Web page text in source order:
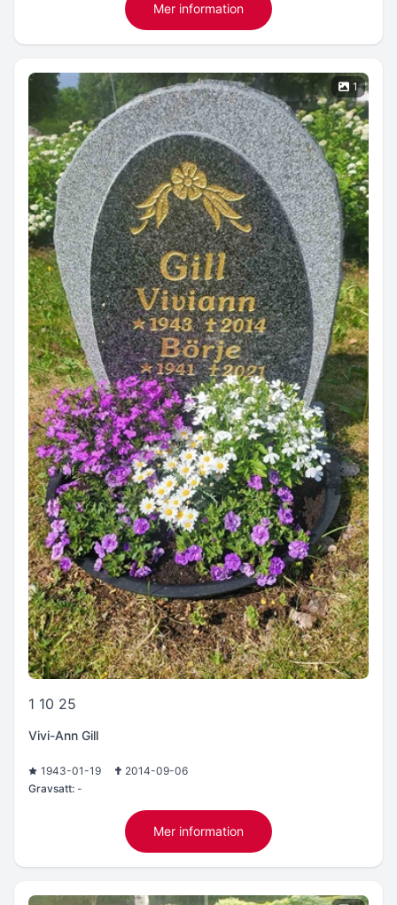
Mer information
1
1 10 25
Vivi-Ann Gill
1943-01-19
2014-09-06
Gravsatt: -
Mer information